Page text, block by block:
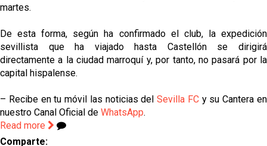
martes.
De esta forma, según ha confirmado el club, la expedición
sevillista que ha viajado hasta Castellón se dirigirá
directamente a la ciudad marroquí y, por tanto, no pasará por la
capital hispalense.
– Recibe en tu móvil las noticias delSevilla FCy su Cantera en
nuestro Canal Oficial de WhatsApp.
Read more
Comparte: